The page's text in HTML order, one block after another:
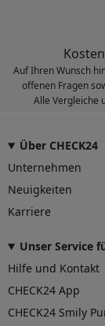
Auf Ihren Wunsch
offenen Fragen
Alle Vergleiche
Über CHECK24
Unternehmen
Neuigkeiten
Karriere
Unser Service
Hilfe und Kontakt
CHECK24 App
CHECK24 Smily